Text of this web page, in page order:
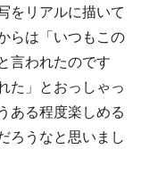
をリアルに描いて
らは「いつもこの
言われたのです
た」とおっしゃっ
ある程度楽しめる
ろうなと思いまし